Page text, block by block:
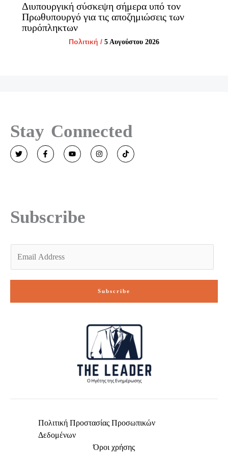
Διυπουργική σύσκεψη σήμερα υπό τον
Πρωθυπουργό για τις αποζημιώσεις των
πυρόπληκτων
Πολιτική / 5 Αυγούστου 2026
Stay Connected
T
w
i
F
a
c
Y
o
u
I
n
s
T
i
k
Subscribe
Subscribe
Πολιτική Προστασίας Προσωπικών
Δεδομένων
Όροι χρήσης